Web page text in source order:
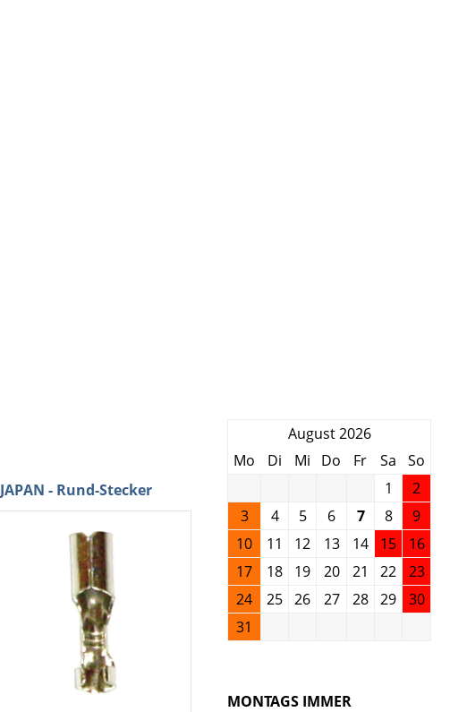
JAPAN - Rund-Stecker
August 2026
Mo
Di Mi Do Fr Sa
So
1
2
3
4 5 6 7 8
9
10
11 12 13 14 15
16
17
18 19 20 21 22
23
24
25 26 27 28 29
30
31
MONTAGS IMMER